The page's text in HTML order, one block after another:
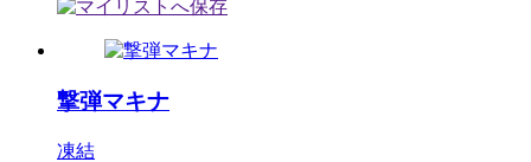
撃弾マキナ
凍結